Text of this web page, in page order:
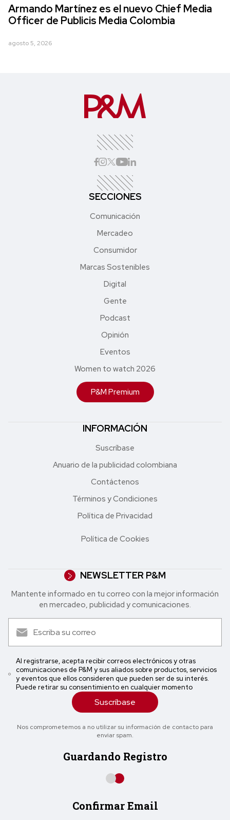
Armando Martínez es el nuevo Chief Media
Officer de Publicis Media Colombia
agosto 5, 2026
SECCIONES
Comunicación
Mercadeo
Consumidor
Marcas Sostenibles
Digital
Gente
Podcast
Opinión
Eventos
Women to watch 2026
P&M Premium
INFORMACIÓN
Suscríbase
Anuario de la publicidad colombiana
Contáctenos
Términos y Condiciones
Política de Privacidad
Política de Cookies
NEWSLETTER P&M
Mantente informado en tu correo con la mejor in formación
en mercadeo, publicidad y comunicaciones.
Al registrarse, acepta recibir correos electrónicos y otras
comunicaciones de P&M y sus aliados sobre productos, servicios
y eventos que ellos consideren que pueden ser de su interés.
Puede retirar su consentimiento en cualquier momento
Suscríbase
Nos comprometemos a no utilizar su información de contacto para
enviar spam.
Guardando Registro
Confirmar Email